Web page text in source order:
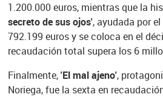
1.200.000 euros, mientras que la
secreto de sus ojos', ayudada por
792.199 euros y se coloca en el
recaudación total supera los 6
Finalmente,'El mal ajeno',
Noriega, fue la sexta en